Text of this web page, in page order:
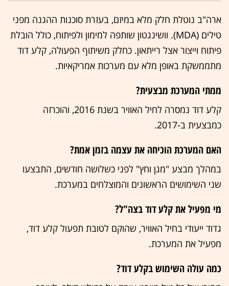
ארה"ב נוטלת חלק מלא במיזם, בעזרת סוכנות ההגנה מפני
טילים (MDA). וושינגטון שותפה למימון ולפיתוח, כולל הובלת
פיתוח וייצור אצל רייתאון. כחלק משיתוף הפעולה, קלע דוד
מתממשקת באופן מלא עם מערכות אמריקאיות.
ממתי המערכת מבצעית?
קלע דוד נמסרה לחיל האוויר בשנת 2016, והוכרזה
כמבצעית ב-2017.
האם המערכת הוכיחה את עצמה בזמן אמת?
במהלך מבצע "מגן וחץ" לפני כשלושה חודשים, התבצעו
שני השימושים הראשונים והמוצלחים במערכת.
מי מפעיל את קלע דוד בצה"ל?
גדוד ייעודי בחיל האוויר, שהוקם לטובת תפעול קלע דוד,
מפעיל את המערכת.
כמה עולה השימוש בקלע דוד?